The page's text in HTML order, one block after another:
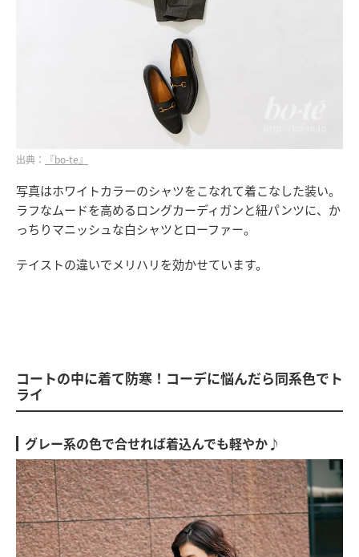
出典： 『bo-te』
写真はホワイトカラーのシャツをこなれて着こなした装い。
ラフなムードを高めるロングカーディガンと紐パンツに、か
っちりマニッシュな白シャツとローファー。
テイストの違いでメリハリを効かせています。
コートの中に着て防寒！コーデに悩んだら同系色でト
ライ
グレー系の色で合せれば着込んでも軽やか♪